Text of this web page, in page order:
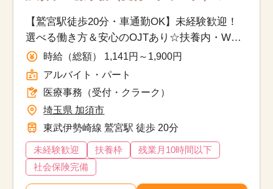
【鷲宮駅徒歩20分・車通勤OK】未経験歓迎！
選べる働き方＆安心のOJTあり☆扶養内・W
ワークOK◎眼科クリニックの医療事務♪
時給（総額） 1,141円～1,900円
アルバイト・パート
医療事務（受付・クラーク）
埼玉県 加須市
東武伊勢崎線 鷲宮駅 徒歩 20分
未経験歓迎 扶養枠
残業月10時間以下
社会保険完備